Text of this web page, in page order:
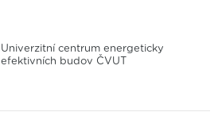
Univerzitní centrum energeticky
efektivních budov ČVUT